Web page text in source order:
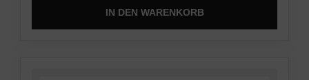
IN DEN WARENKORB